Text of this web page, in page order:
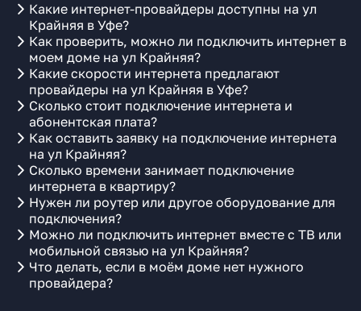
Какие интернет-провайдеры доступны на ул
Крайняя в Уфе?
Как проверить, можно ли подключить интернет в
моем доме на ул Крайняя?
Какие скорости интернета предлагают
провайдеры на ул Крайняя в Уфе?
Сколько стоит подключение интернета и
абонентская плата?
Как оставить заявку на подключение интернета
на ул Крайняя?
Сколько времени занимает подключение
интернета в квартиру?
Нужен ли роутер или другое оборудование для
подключения?
Можно ли подключить интернет вместе с ТВ или
мобильной связью на ул Крайняя?
Что делать, если в моём доме нет нужного
провайдера?